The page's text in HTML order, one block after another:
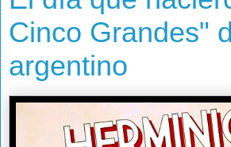
Cinco Grandes"
argentino